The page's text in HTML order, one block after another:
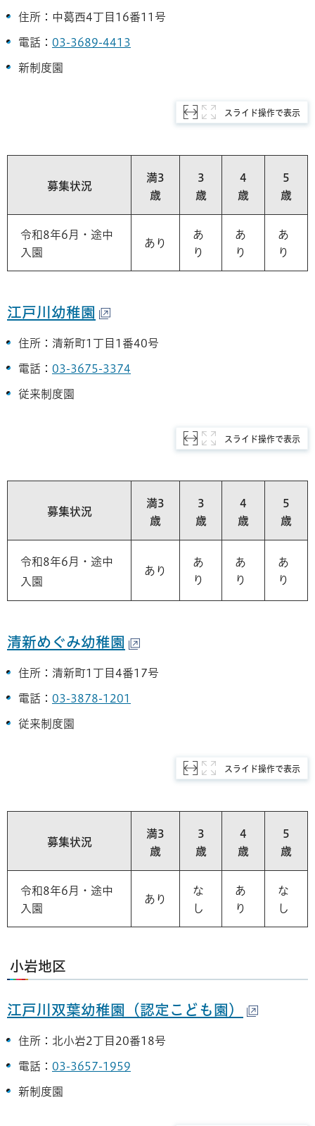
住所：中葛西4丁目16番11号
電話： 03-3689-4413
新制度園
スライド操作で表示
募集状況
満3
歳
3
歳
4
歳
5
歳
令和8年6月・途中
入園
あり
あ
り
あ
り
あ
り
江戸川幼稚園
住所：清新町1丁目1番40号
電話： 03-3675-3374
従来制度園
スライド操作で表示
募集状況
満3
歳
3
歳
4
歳
5
歳
令和8年6月・途中
入園
あり
あ
り
あ
り
あ
り
清新めぐみ幼稚園
住所：清新町1丁目4番17号
電話： 03-3878-1201
従来制度園
スライド操作で表示
募集状況
満3
歳
3
歳
4
歳
5
歳
令和8年6月・途中
入園
あり
な
し
あ
り
な
し
小岩地区
江戸川双葉幼稚園（認定こども園）
住所：北小岩2丁目20番18号
電話： 03-3657-1959
新制度園